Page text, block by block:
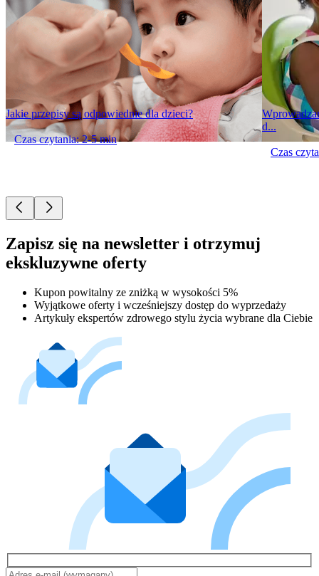
Jakie przepisy są odpowiednie dla dzieci?
Czas czytania: 2-5 min
d...
Czas
Zapisz się na newsletter i otrzymuj
ekskluzywne oferty
Kupon powitalny ze zniżką w wysokości 5%
Wyjątkowe oferty i wcześniejszy dostęp do wyprzedaży
Artykuły ekspertów zdrowego stylu życia wybrane dla Ciebie